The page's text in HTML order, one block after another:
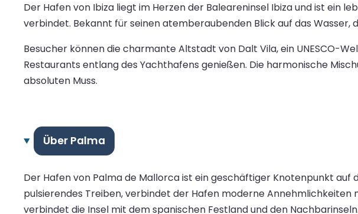
Der Hafen von Ibiza liegt im Herzen der Baleareninsel Ibiza und ist ein
verbindet. Bekannt für seinen atemberaubenden Blick auf das
Besucher können die charmante Altstadt von Dalt Vila, ein UNESCO-
Restaurants entlang des Yachthafens genießen. Die harmonische
absoluten Muss.
Über Palma
Der Hafen von Palma de Mallorca ist ein geschäftiger Knotenpunkt
pulsierendes Treiben, verbindet der Hafen moderne
verbindet die Insel mit dem spanischen Festland und den Nachbarinseln.